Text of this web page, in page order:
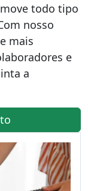
todo tipo
nosso
mais
e
a